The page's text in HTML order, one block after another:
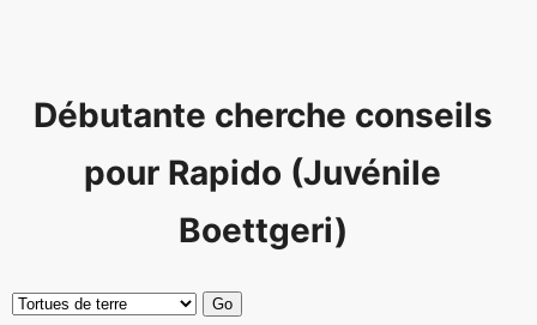
Débutante cherche conseils
pour Rapido (Juvénile
Boettgeri)